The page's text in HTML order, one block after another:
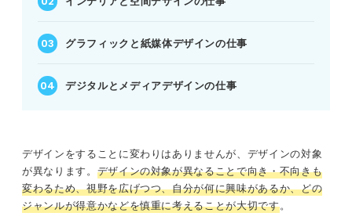
グラフィックと紙媒体デザインの仕事
デジタルとメディアデザインの仕事
デザインをすることに変わりはありませんが、デザインの対象
が異なります。 デザインの対象が異なることで向き・不向きも
変わるため、視野を広げつつ、自分が何に興味があるか、どの
ジャンルが得意かなどを慎重に考えることが大切です。